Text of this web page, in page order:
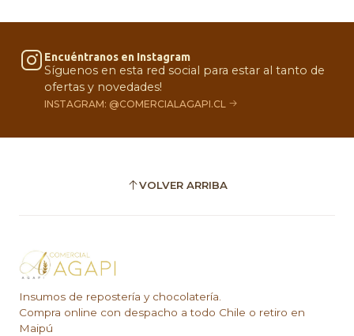
Encuéntranos en Instagram
Síguenos en esta red social para estar al tanto de
ofertas y novedades!
INSTAGRAM: @COMERCIALAGAPI.CL
VOLVER ARRIBA
Insumos de repostería y chocolatería.
Compra online con despacho a todo Chile o retiro en
Maipú